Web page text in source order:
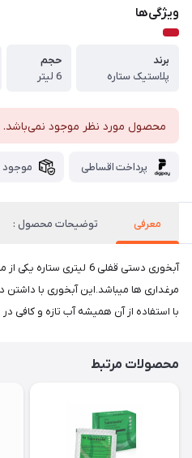
ویژگی‌ها
برند
پلاستیک ستاره
حجم
6 لیتر
محصول مورد نظر موجود نمی‌باشد.
پرداخت اقساطی موجود
معرفی توضیحات محصول :
آبخوری دستی قفلی 6 لیتری
مرغداری ها میباشد.این آبخوری با
با استفاده از آن همیشه آب تازه و کافی
محصولات مرتبط